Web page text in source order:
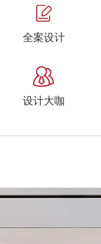
全案设计
设计大咖